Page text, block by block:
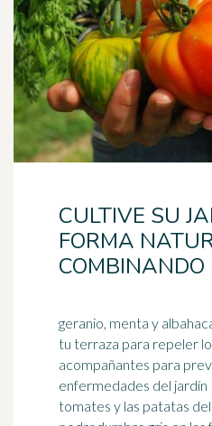
CULTIVE SU
FORMA
geranio, menta y
tu terraza para repeler
acompañantes para
enfermedades del jardín
tomates y las patatas